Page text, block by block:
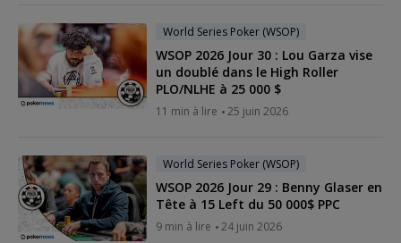
World Series Poker (WSOP)
WSOP 2026 Jour 30 : Lou Garza vise
un doublé dans le High Roller
PLO/NLHE à 25 000 $
11 min à lire 25 juin 2026
World Series Poker (WSOP)
WSOP 2026 Jour 29 : Benny Glaser en
Tête à 15 Left du 50 000$ PPC
9 min à lire 24 juin 2026